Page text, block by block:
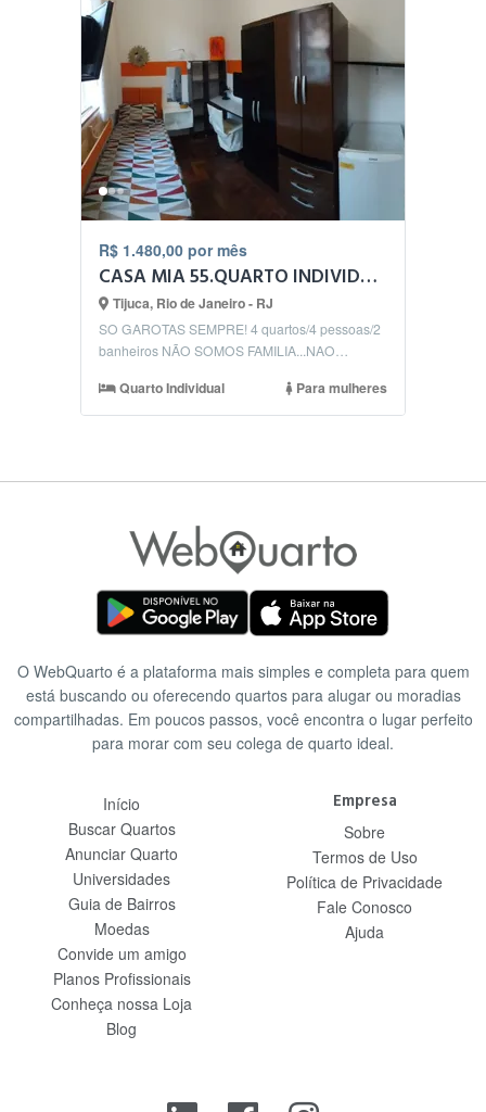
R$ 1.480,00 por mês
CASA MIA 55.QUARTO INDIVIDUAL 4
Tijuca, Rio de Janeiro - RJ
SO GAROTAS SEMPRE! 4 quartos/4 pessoas/2
banheiros NÃO SOMOS FAMILIA...NAO
Quarto Individual Para mulheres
O WebQuarto é a plataforma mais simples e completa para quem
está buscando ou oferecendo quartos para alugar ou moradias
compartilhadas. Em poucos passos, você encontra o lugar perfeito
para morar com seu colega de quarto ideal.
Início
Buscar Quartos
Anunciar Quarto
Universidades
Guia de Bairros
Moedas
Convide um amigo
Planos Profissionais
Conheça nossa Loja
Blog
Empresa
Sobre
Termos de Uso
Política de Privacidade
Fale Conosco
Ajuda